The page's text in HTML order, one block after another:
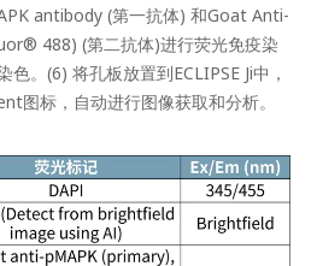
antibody (第一抗体) 和Goat Anti-
488) (第二抗体)进行荧光免疫染
。(6) 将孔板放置到ECLIPSE Ji中，
图标，自动进行图像获取和分析。